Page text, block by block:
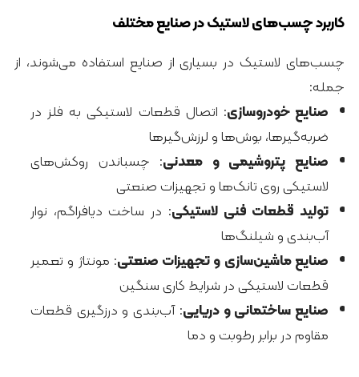
کاربرد چسب‌های لاستیک در صنایع مختلف
چسب‌های لاستیک در بسیاری از صنایع استفاده می‌شوند، از
جمله:
صنایع خودروسازی: اتصال قطعات لاستیکی به فلز در
ضربه‌گیرها، بوش‌ها و لرزش‌گیرها
صنایع پتروشیمی و معدنی: چسباندن روکش‌های
لاستیکی روی تانک‌ها و تجهیزات صنعتی
تولید قطعات فنی لاستیکی: در ساخت دیافراگم، نوار
آب‌بندی و شیلنگ‌ها
صنایع ماشین‌سازی و تجهیزات صنعتی: مونتاژ و تعمیر
قطعات لاستیکی در شرایط کاری سنگین
صنایع ساختمانی و دریایی: آب‌بندی و درزگیری قطعات
مقاوم در برابر رطوبت و دما